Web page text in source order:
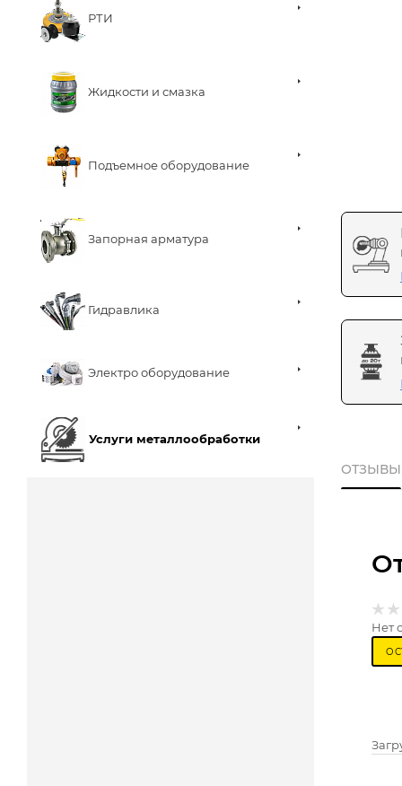
РТИ
Жидкости и смазка
Подъемное оборудование
Запорная арматура
Гидравлика
Электро оборудование
Услуги металлообработки
ОТЗЫВЫ
Нет